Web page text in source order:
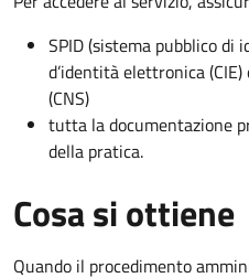
SPID (sistema pubblico di
d’identità elettronica
(CNS)
tutta la documentazione
della pratica.
Cosa si ottiene
Quando il procedimento